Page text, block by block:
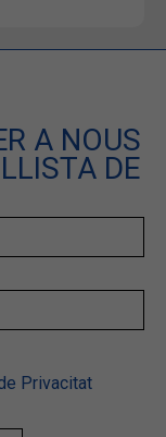
A NOUS
DE
Privacitat